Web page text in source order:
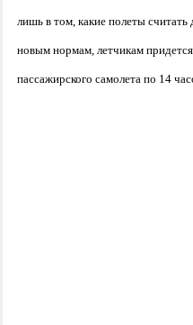
лишь в том, какие полеты
новым нормам, летчикам
пассажирского самолета по 14